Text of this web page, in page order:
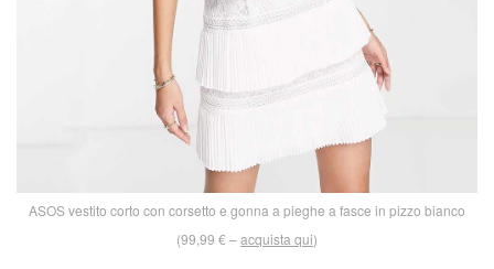
ASOS vestito corto con corsetto e gonna a pieghe a fasce in pizzo bianco
(99,99 € –acquista qui)